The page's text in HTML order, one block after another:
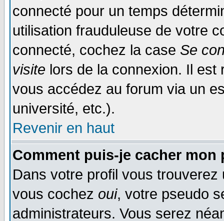
connecté pour un temps
utilisation frauduleuse de votre
connecté, cochez la case Se
visite lors de la connexion. Il
vous accédez au forum via un
université, etc.).
Revenir en haut
Comment puis-je cacher
Dans votre profil vous
vous cochez oui, votre pseudo
administrateurs. Vous serez